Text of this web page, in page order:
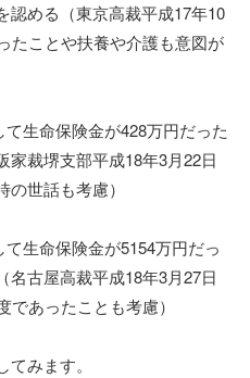
認める（東京高裁平成17年10
たことや扶養や介護も意図が
生命保険金が428万円だった
家裁堺支部平成18年3月22日
世話も考慮）
生命保険金が5154万円だっ
名古屋高裁平成18年3月27日
あったことも考慮）
みます。